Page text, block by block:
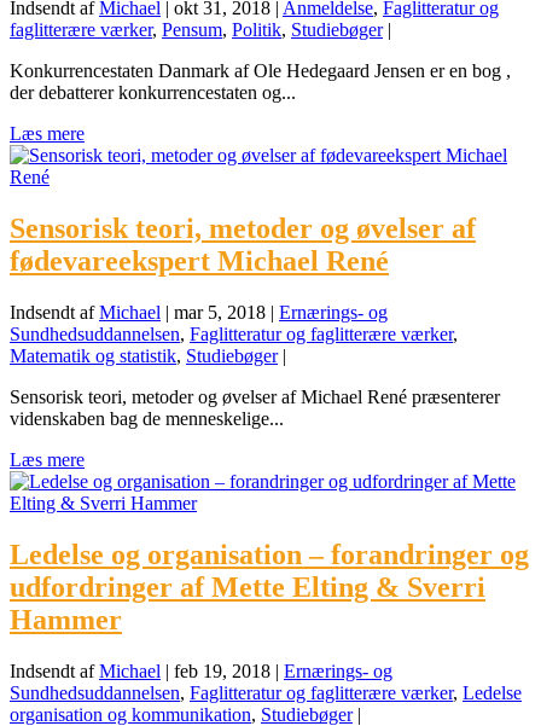
Indsendt afMichael | okt 31, 2018 | Anmeldelse, Faglitteratur og
faglitterære værker, Pensum, Politik, Studiebøger|
Konkurrencestaten Danmark af Ole Hedegaard Jensen er en bog ,
der debatterer konkurrencestaten og...
Læs mere
Sensorisk teori, metoder og øvelser af
fødevareekspert Michael René
Indsendt afMichael | mar 5, 2018 | Ernærings- og
Sundhedsuddannelsen, Faglitteratur og faglitterære værker,
Matematik og statistik, Studiebøger|
Sensorisk teori, metoder og øvelser af Michael René præsenterer
videnskaben bag de menneskelige...
Læs mere
Ledelse og organisation – forandringer og
udfordringer af Mette Elting & Sverri
Hammer
Indsendt afMichael | feb 19, 2018 | Ernærings- og
Sundhedsuddannelsen, Faglitteratur og faglitterære værker, Ledelse
organisation og kommunikation, Studiebøger|